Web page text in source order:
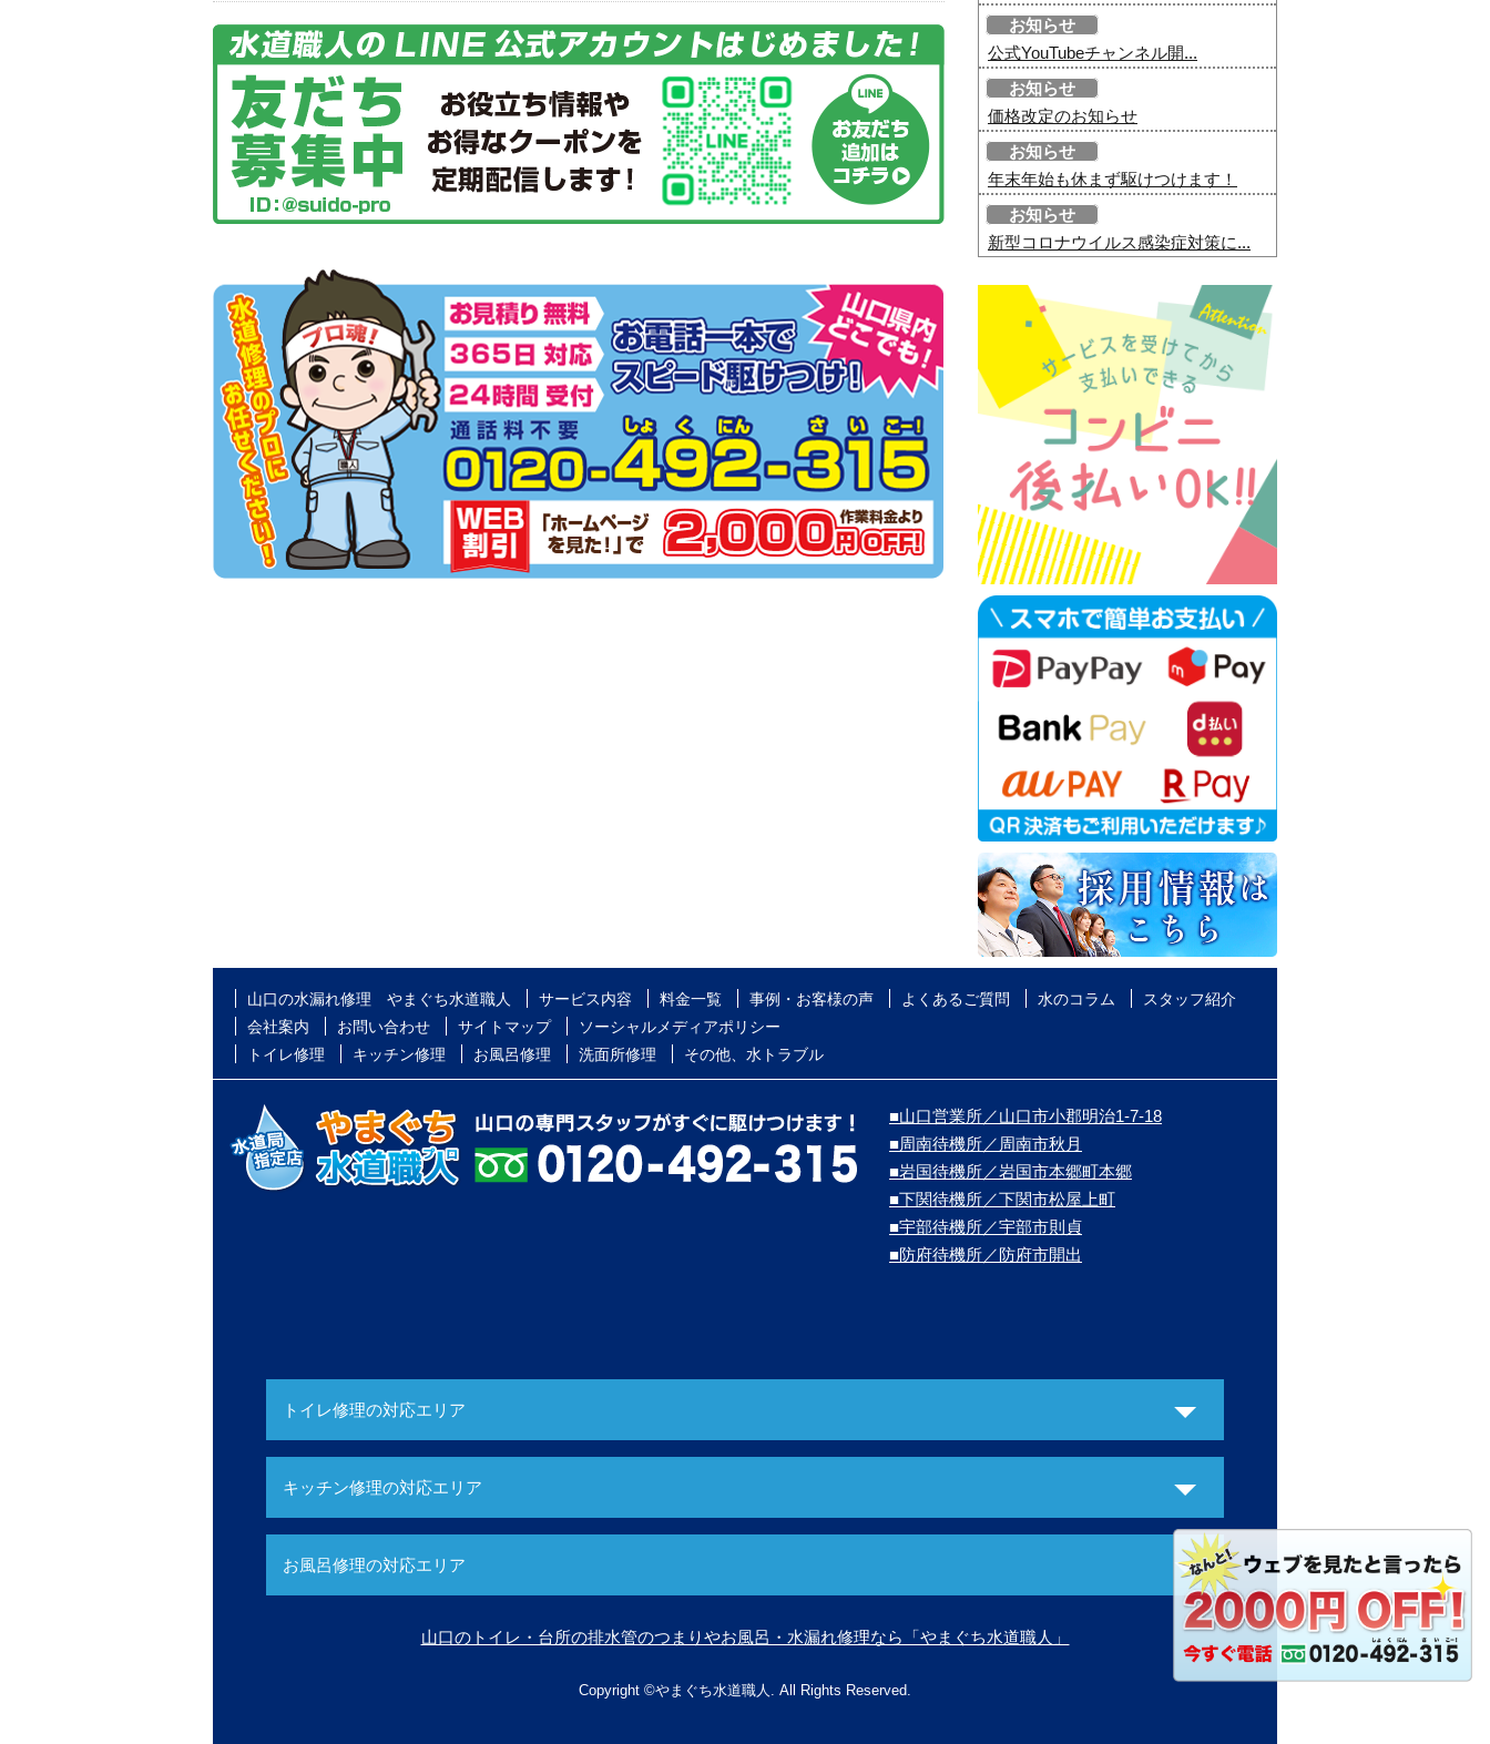
お知らせ
公式YouTubeチャンネル開...
お知らせ
価格改定のお知らせ
お知らせ
年末年始も休まず駆けつけます！
お知らせ
新型コロナウイルス感染症対策に...
山口の水漏れ修理 やまぐち水道職人 サービス内容 料金一覧 事例・お客様の声 よくあるご質問 水のコラム
スタッフ紹介
会社案内
お問い合わせ サイトマップ
ソーシャルメディアポリシー
トイレ修理
キッチン修理 お風呂修理 洗面所修理 その他、水トラブル
■山口営業所／山口市小郡明治1-7-18
■周南待機所／周南市秋月
■岩国待機所／岩国市本郷町本郷
■下関待機所／下関市松屋上町
■宇部待機所／宇部市則貞
■防府待機所／防府市開出
トイレ修理の対応エリア
キッチン修理の対応エリア
お風呂修理の対応エリア
山口のトイレ・台所の排水管のつまりやお風呂・水漏れ修理なら「やまぐち水道職人」
Copyright ©やまぐち水道職人. All Rights Reserved.